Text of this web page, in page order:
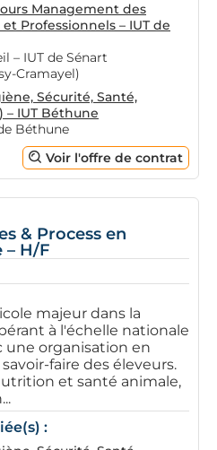
Management des
Professionnels – IUT de
– IUT de Sénart
Cramayel)
Sécurité, Santé,
– IUT Béthune
Béthune
Voir l'offre de contrat
& Process en
H/F
majeur dans la
à l'échelle nationale
une organisation en
faire des éleveurs.
et santé animale,
: